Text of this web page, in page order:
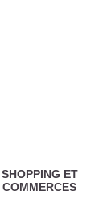
SHOPPING ET
COMMERCES